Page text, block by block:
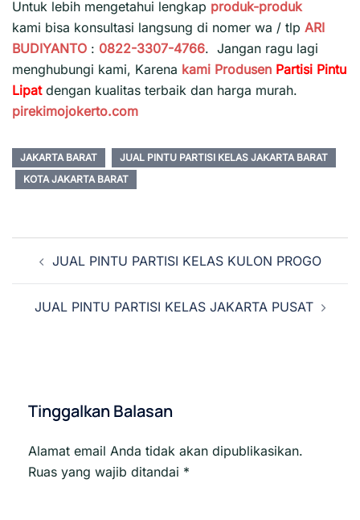
Untuk lebih mengetahui lengkap produk-produk
kami bisa konsultasi langsung di nomer wa / tlp ARI
BUDIYANTO : 0822-3307-4766. Jangan ragu lagi
menghubungi kami, Karena kami Produsen Partisi Pintu
Lipat dengan kualitas terbaik dan harga murah.
pirekimojokerto.com
JAKARTA BARAT
JUAL PINTU PARTISI KELAS JAKARTA BARAT
KOTA JAKARTA BARAT
TulisanJUAL PINTU PARTISI KELAS KULON PROGO
JUAL PINTU PARTISI KELAS JAKARTA PUSAT
Tinggalkan Balasan
Alamat email Anda tidak akan dipublikasikan.
Ruas yang wajib ditandai *